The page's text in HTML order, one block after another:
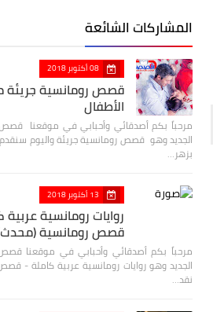
المشاركات الشائعة
08 أكتوبر 2018
قصص رومانسية جريئة
الأطفال
الجديد وهو قصص رومانسية جريئة واليوم
بزهر…
13 أكتوبر 2018
روايات رومانسية عربية
قصص رومانسية
الجديد وهو روايات رومانسية عربية كاملة -
نقد…